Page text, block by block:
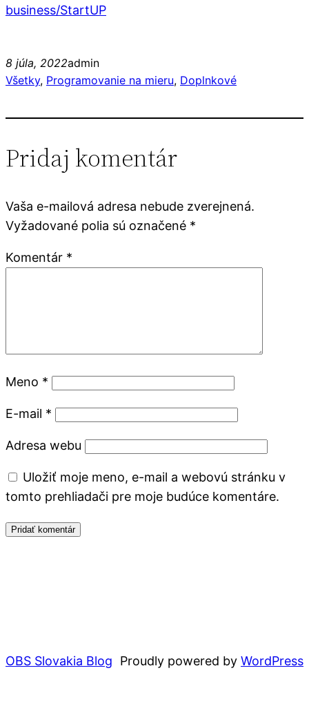
business/StartUP
8 júla, 2022admin
Všetky, Programovanie na mieru, Doplnkové
Pridaj komentár
Vaša e-mailová adresa nebude zverejnená.
Vyžadované polia sú označené *
Komentár *
Meno *
E-mail *
Adresa webu
Uložiť moje meno, e-mail a webovú stránku v
tomto prehliadači pre moje budúce komentáre.
OBS Slovakia Blog Proudly powered by WordPress